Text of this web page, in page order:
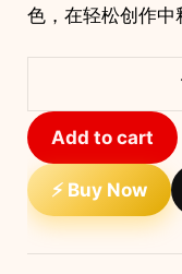
色，在轻松创作中
Master
Unity
完
整
源
码
Add to cart
⚡ Buy Now